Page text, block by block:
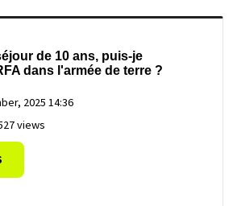
de 10 ans, puis-je
dans l'armée de terre ?
2025 14:36
views